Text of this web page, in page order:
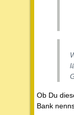
Ob Du
Bank